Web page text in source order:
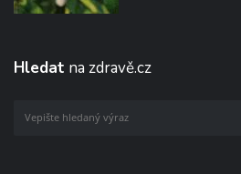
Hledat na zdravě.cz